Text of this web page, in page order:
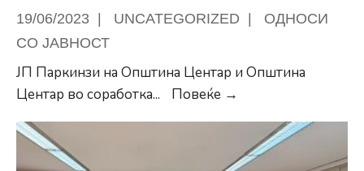
19/06/2023 UNCATEGORIZED
ОДНОСИ
СО ЈАВНОСТ
ЈП Паркинзи на Општина Центар и Општина
Центар во соработка... Повеќе →
дена
санкционирано